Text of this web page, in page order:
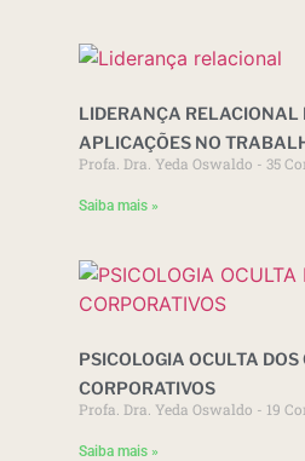
LIDERANÇA RELACIONAL
APLICAÇÕES NO
Profa. Dra. Yeda Oswaldo 35
Saiba mais »
PSICOLOGIA OCULTA
CORPORATIVOS
Profa. Dra. Yeda Oswaldo 19
Saiba mais »